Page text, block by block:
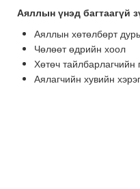
Аяллын үнэд багтаагүй
Аяллын хөтөлбөрт
Чөлөөт өдрийн хоол
Хөтөч тайлбарлагчийн
Аялагчийн хувийн